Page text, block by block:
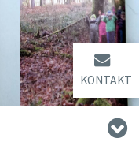
KONTAKT